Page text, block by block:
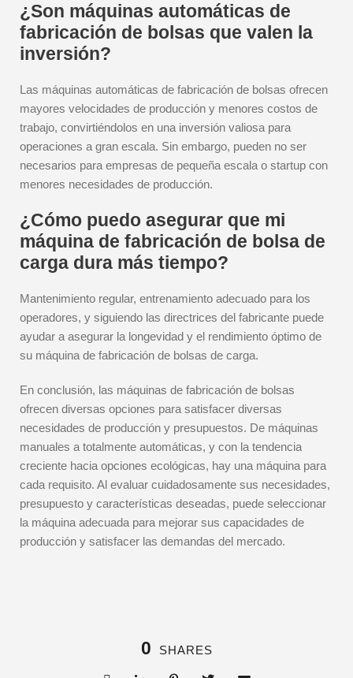
¿Son máquinas automáticas de
fabricación de bolsas que valen la
inversión?
Las máquinas automáticas de fabricación de bolsas ofrecen
mayores velocidades de producción y menores costos de
trabajo, convirtiéndolos en una inversión valiosa para
operaciones a gran escala. Sin embargo, pueden no ser
necesarios para empresas de pequeña escala o startup con
menores necesidades de producción.
¿Cómo puedo asegurar que mi
máquina de fabricación de bolsa de
carga dura más tiempo?
Mantenimiento regular, entrenamiento adecuado para los
operadores, y siguiendo las directrices del fabricante puede
ayudar a asegurar la longevidad y el rendimiento óptimo de
su máquina de fabricación de bolsas de carga.
En conclusión, las máquinas de fabricación de bolsas
ofrecen diversas opciones para satisfacer diversas
necesidades de producción y presupuestos. De máquinas
manuales a totalmente automáticas, y con la tendencia
creciente hacia opciones ecológicas, hay una máquina para
cada requisito. Al evaluar cuidadosamente sus necesidades,
presupuesto y características deseadas, puede seleccionar
la máquina adecuada para mejorar sus capacidades de
producción y satisfacer las demandas del mercado.
0 SHARES